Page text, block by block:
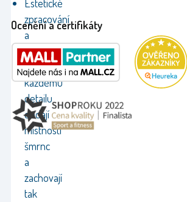
Estetické
zpracování
a
pozornost
věnovaná
každému
detailu
dodají
místnosti
šmrnc
a
zachovají
tak
Ocenění a certifikáty